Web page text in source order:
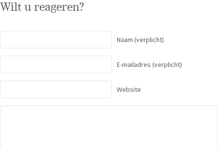
Wilt u reageren?
Naam (verplicht)
E-mailadres (verplicht)
Website